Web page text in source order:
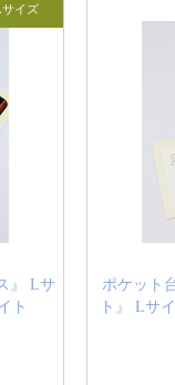
』 Lサ
ト
ポケット
ト』 Lサ